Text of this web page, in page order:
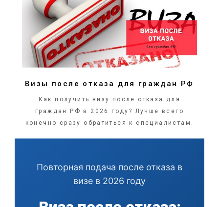
ПОДРОБНЕЕ
Визы после отказа для граждан РФ
Как получить визу после отказа для
граждан РФ в 2026 году? Лучше всего
конечно сразу обратиться к специалистам.
Повторная подача после отказа в
визе в 2026 году